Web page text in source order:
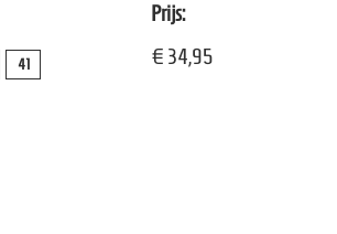
41
Prijs:
€ 34,95